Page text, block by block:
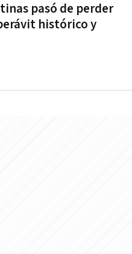
pasó de perder
histórico y